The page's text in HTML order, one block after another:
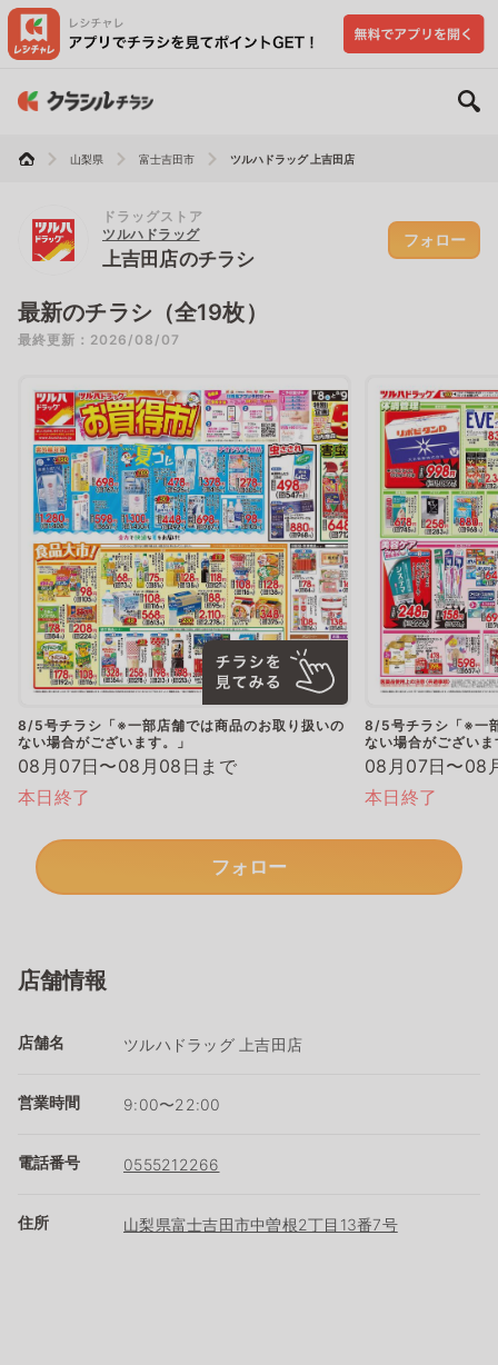
山梨県 富士吉田市 ツルハドラッグ 上吉田店
ドラッグストア
ツルハドラッグ
上吉田店のチラシ
フォロー
最新のチラシ（全19枚）
最終更新：2026/08/07
8/5号チラシ「※一部店舗では商品のお取り扱いの
ない場合がございます。」
08月07日〜08月08日まで
本日終了
8/5号チラシ「※一
ない場合がございま
08月07日〜08
本日終了
フォロー
店舗情報
店舗名 ツルハドラッグ 上吉田店
営業時間 9:00〜22:00
電話番号 0555212266
住所 山梨県富士吉田市中曽根2丁目13番7号